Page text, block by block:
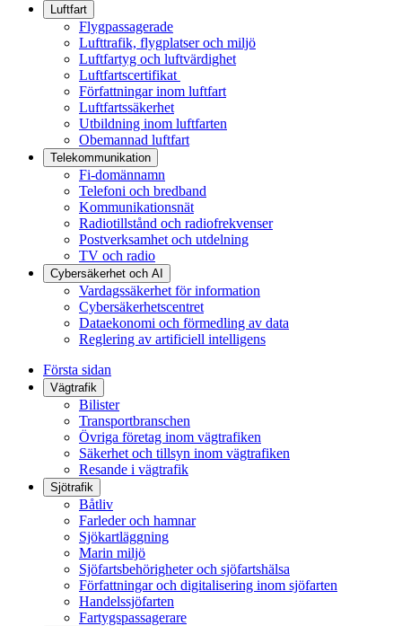
Luftfart
Flygpassagerade
Lufttrafik, flygplatser och miljö
Luftfartyg och luftvärdighet
Luftfartscertifikat
Författningar inom luftfart
Luftfartssäkerhet
Utbildning inom luftfarten
Obemannad luftfart
Telekommunikation
Fi-domännamn
Telefoni och bredband
Kommunikationsnät
Radiotillstånd och radiofrekvenser
Postverksamhet och utdelning
TV och radio
Cybersäkerhet och AI
Vardagssäkerhet för information
Cybersäkerhetscentret
Dataekonomi och förmedling av data
Reglering av artificiell intelligens
Första sidan
Vägtrafik
Bilister
Transportbranschen
Övriga företag inom vägtrafiken
Säkerhet och tillsyn inom vägtrafiken
Resande i vägtrafik
Sjötrafik
Båtliv
Farleder och hamnar
Sjökartläggning
Marin miljö
Sjöfartsbehörigheter och sjöfartshälsa
Författningar och digitalisering inom sjöfarten
Handelssjöfarten
Fartygspassagerare